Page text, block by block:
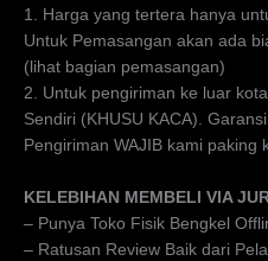
1. Harga yang tertera hanya
Untuk Pemasangan akan ada
(lihat bagian pemasangan)
2. Untuk pengiriman ke luar
Sendiri (KHUSU KACA).
Pengiriman WAJIB kami paking
KELEBIHAN MEMBELI VIA
– Punya Toko Fisik Bengkel
– Ratusan Review Baik dari